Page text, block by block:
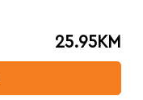
25.95KM